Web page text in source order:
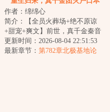
作者：绵绵心
简介：【全员火葬场+绝不原谅
+甜宠+爽文】前世，真千金秦音
认亲回家后拼命讨好付出，渴求
亲情，临死前全...
更新时间：2026-08-04 22:51:53
最新章节： 第782章北极基地论